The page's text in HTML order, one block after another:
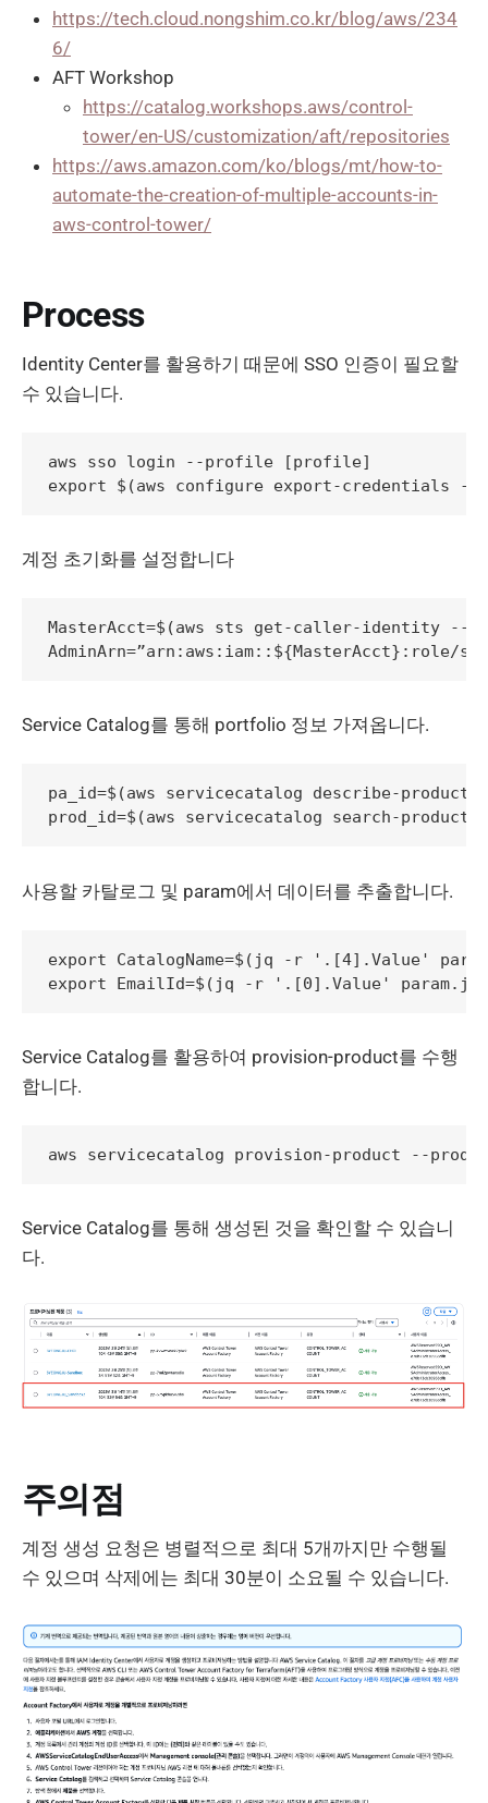
https://tech.cloud.nongshim.co.kr/blog/aws/234
6/
AFT Workshop
https://catalog.workshops.aws/control-
tower/en-US/customization/aft/repositories
https://aws.amazon.com/ko/blogs/mt/how-to-
automate-the-creation-of-multiple-accounts-in-
aws-control-tower/
Process
Identity Center를 활용하기 때문에 SSO 인증이 필요할
수 있습니다.
aws sso login --profile [profile]
계정 초기화를 설정합니다
MasterAcct=$(aws sts get-caller-identity --
Service Catalog를 통해 portfolio 정보 가져옵니다.
pa_id=$(aws servicecatalog describe-
사용할 카탈로그 및 param에서 데이터를 추출합니다.
export CatalogName=$(jq -r '.[4].Value'
Service Catalog를 활용하여 provision-product를 수행
합니다.
Service Catalog를 통해 생성된 것을 확인할 수 있습니
다.
주의점
계정 생성 요청은 병렬적으로 최대 5개까지만 수행될
수 있으며 삭제에는 최대 30분이 소요될 수 있습니다.